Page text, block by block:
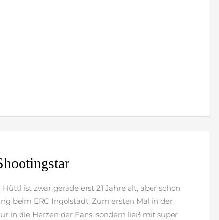
ist zwar gerade erst 21 Jahre alt, aber schon
beim ERC Ingolstadt. Zum ersten Mal in der
in die Herzen der Fans, sondern ließ mit super